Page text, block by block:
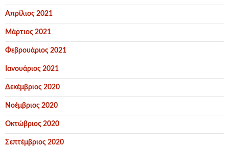
Απρίλιος 2021
Μάρτιος 2021
Φεβρουάριος 2021
Ιανουάριος 2021
Δεκέμβριος 2020
Νοέμβριος 2020
Οκτώβριος 2020
Σεπτέμβριος 2020